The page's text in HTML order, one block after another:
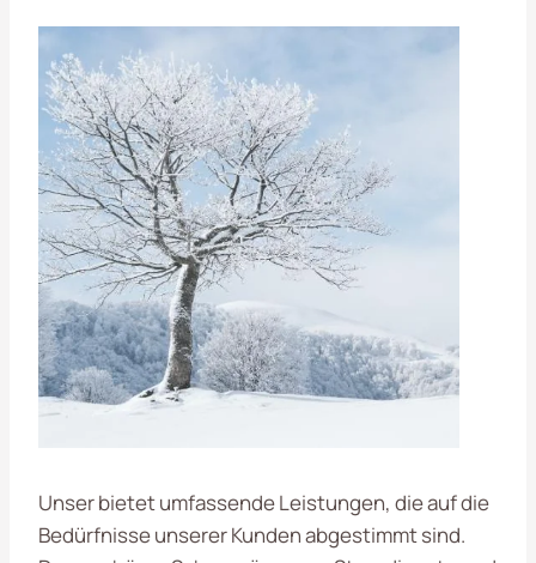
Unser bietet umfassende Leistungen, die auf die
Bedürfnisse unserer Kunden abgestimmt sind.